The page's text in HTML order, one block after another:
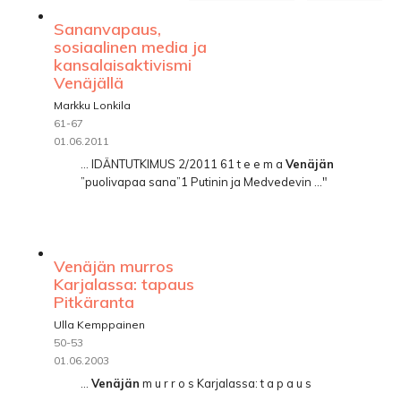
Sananvapaus,
sosiaalinen media ja
kansalaisaktivismi
Venäjällä
Markku Lonkila
61-67
01.06.2011
... IDÄNTUTKIMUS 2/2011 61 t e e m a Venäjän
”puolivapaa sana”1 Putinin ja Medvedevin ..."
Venäjän murros
Karjalassa: tapaus
Pitkäranta
Ulla Kemppainen
50-53
01.06.2003
Venäjän m u r r o s Karjalassa: t a p a u s